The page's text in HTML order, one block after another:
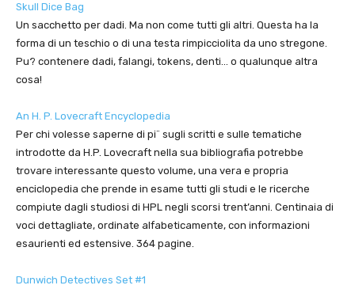
Skull Dice Bag
Un sacchetto per dadi. Ma non come tutti gli altri. Questa ha la
forma di un teschio o di una testa rimpicciolita da uno stregone.
Pu? contenere dadi, falangi, tokens, denti… o qualunque altra
cosa!
An H. P. Lovecraft Encyclopedia
Per chi volesse saperne di pi¨ sugli scritti e sulle tematiche
introdotte da H.P. Lovecraft nella sua bibliografia potrebbe
trovare interessante questo volume, una vera e propria
enciclopedia che prende in esame tutti gli studi e le ricerche
compiute dagli studiosi di HPL negli scorsi trent’anni. Centinaia di
voci dettagliate, ordinate alfabeticamente, con informazioni
esaurienti ed estensive. 364 pagine.
Dunwich Detectives Set #1